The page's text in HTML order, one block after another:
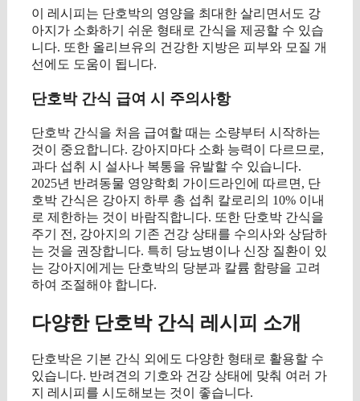
이 레시피는 단호박의 영양을 최대한 살리면서도 강
아지가 소화하기 쉬운 형태로 간식을 제공할 수 있습
니다. 또한 올리브유의 건강한 지방은 피부와 모질 개
선에도 도움이 됩니다.
단호박 간식 급여 시 주의사항
단호박 간식을 처음 급여할 때는 소량부터 시작하는
것이 중요합니다. 강아지마다 소화 능력이 다르므로,
과다 섭취 시 설사나 복통을 유발할 수 있습니다.
2025년 반려동물 영양학회 가이드라인에 따르면, 단
호박 간식은 강아지 하루 총 섭취 칼로리의 10% 이내
로 제한하는 것이 바람직합니다. 또한 단호박 간식을
주기 전, 강아지의 기존 건강 상태를 수의사와 상담하
는 것을 권장합니다. 특히 당뇨병이나 신장 질환이 있
는 강아지에게는 단호박의 당분과 칼륨 함량을 고려
하여 조절해야 합니다.
다양한 단호박 간식 레시피 소개
단호박은 기본 간식 외에도 다양한 형태로 활용할 수
있습니다. 반려견의 기호와 건강 상태에 맞춰 여러 가
지 레시피를 시도해보는 것이 좋습니다.